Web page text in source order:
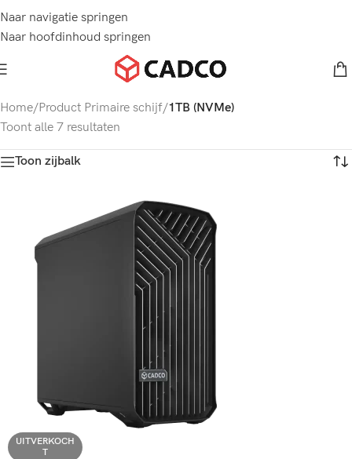
Naar navigatie springen
Naar hoofdinhoud springen
Home/Product Primaire schijf/1TB (NVMe)
Toont alle 7 resultaten
Toon zijbalk
UITVERKOCH
T